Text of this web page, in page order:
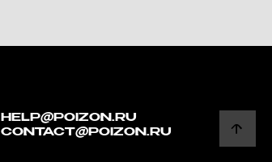
HELP@POIZON.RU
CONTACT@POIZON.RU